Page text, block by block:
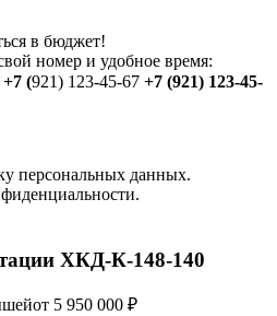
в бюджет!
номер и удобное время:
+7 (921) 123-45-67 +7 (921) 123-45-
персональных данных.
ХКД-К-148-140
от 5 950 000 ₽